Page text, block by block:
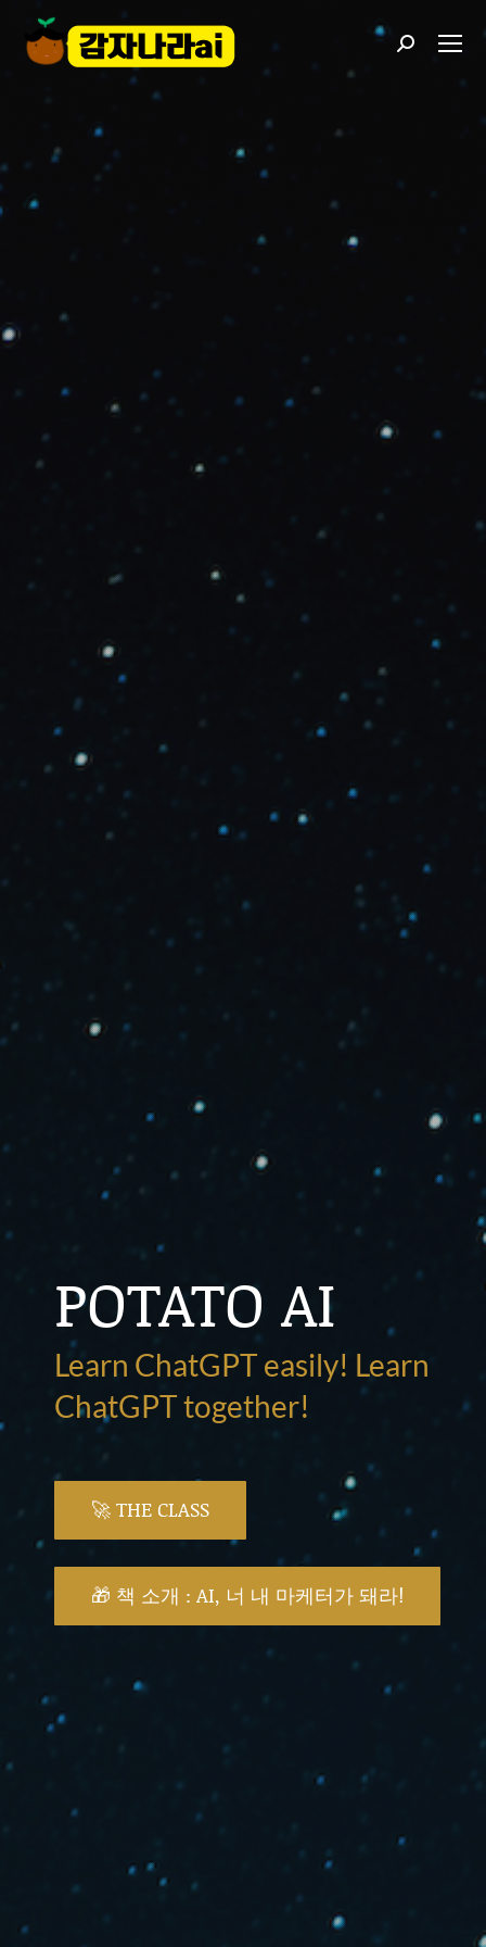
POTATO AI
Learn ChatGPT easily! Learn
ChatGPT together!
🚀 THE CLASS
🎁 책 소개 : AI, 너 내 마케터가 돼라!